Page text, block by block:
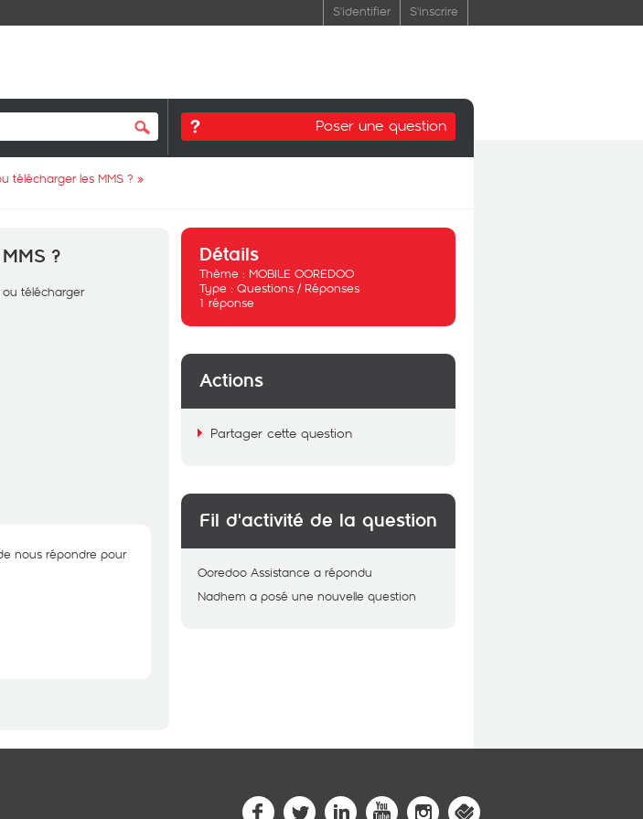
S'identifier S'inscrire
Poser une question
télécharger les MMS ? »
?
télécharger
nous répondre pour
Détails
Thème : MOBILE OOREDOO
Type : Questions / Réponses
1 réponse
Actions
Partager cette question
Fil d'activité de la question
Ooredoo Assistance a répondu
Nadhem a posé une nouvelle question